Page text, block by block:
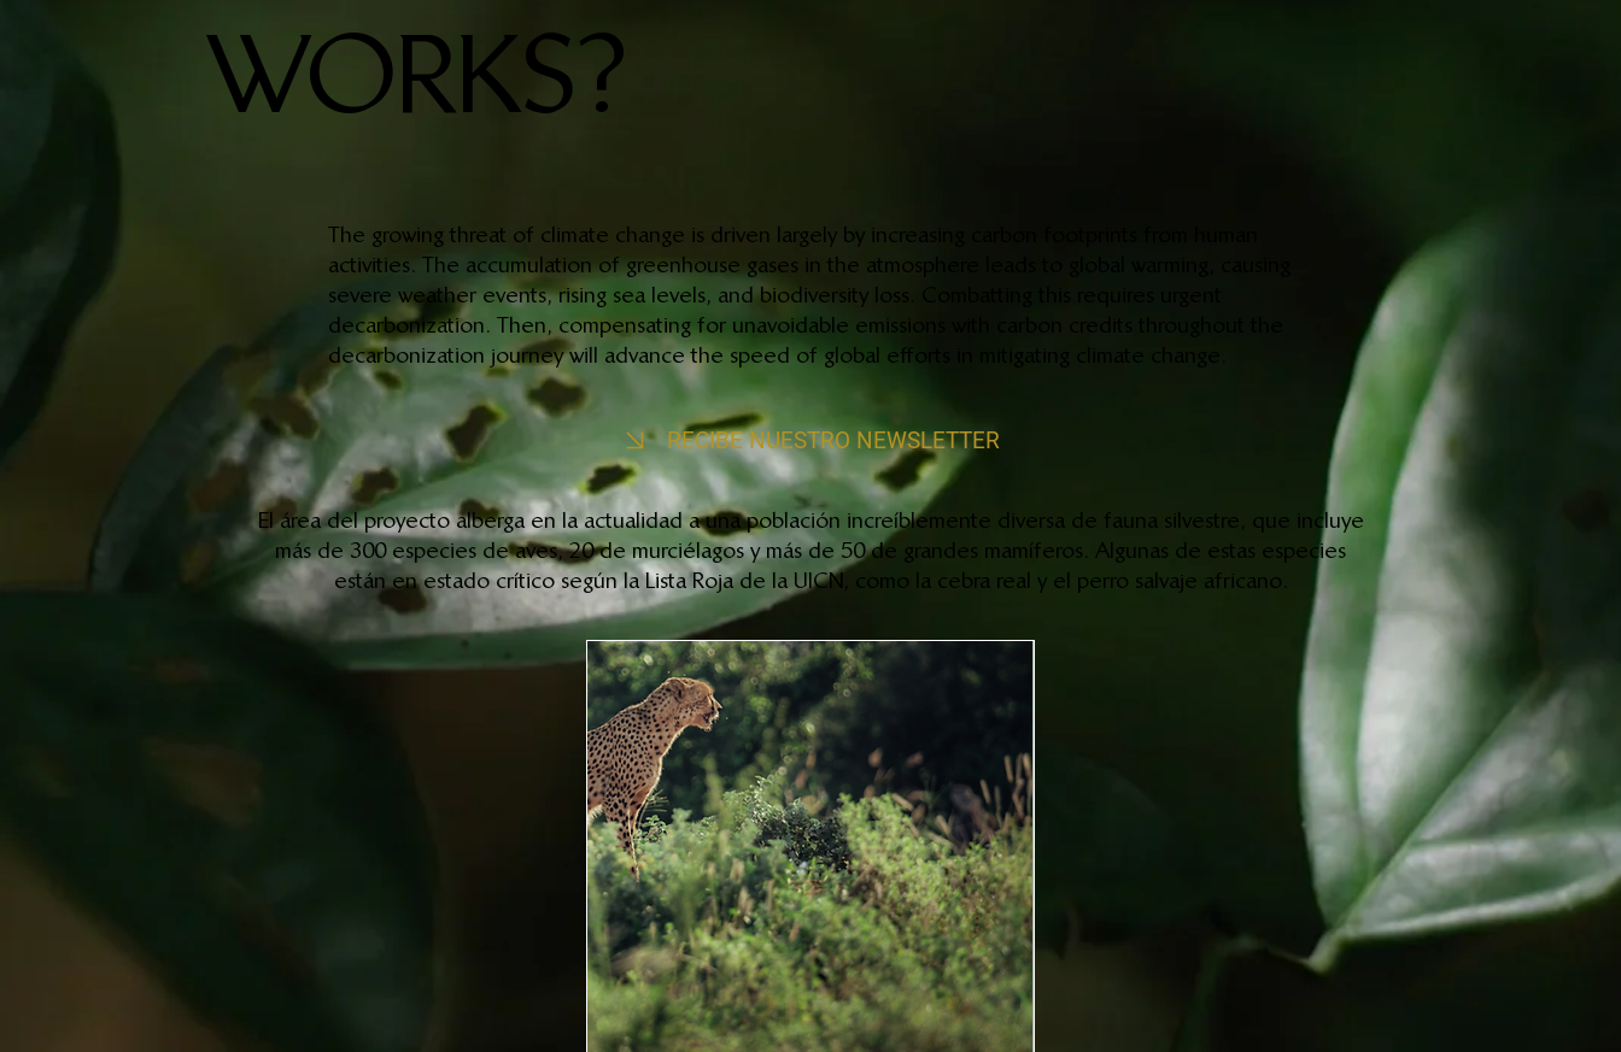
WORKS?
The growing threat of climate change is driven largely by increasing carbon footprints from human
activities. The accumulation of greenhouse gases in the atmosphere leads to global warming, causing
severe weather events, rising sea levels, and biodiversity loss. Combatting this requires urgent
decarbonization. Then, compensating for unavoidable emissions with carbon credits throughout the
decarbonization journey will advance the speed of global efforts in mitigating climate change.
RECIBE NUESTRO NEWSLETTER
El área del proyecto alberga en la actualidad a una población increíblemente diversa de fauna silvestre, que incluye
más de 300 especies de aves, 20 de murciélagos y más de 50 de grandes mamíferos. Algunas de estas especies
están en estado crítico según la Lista Roja de la UICN, como la cebra real y el perro salvaje africano.